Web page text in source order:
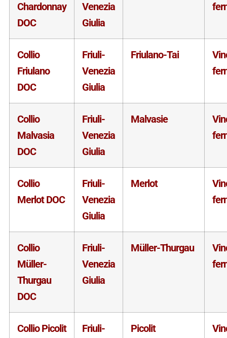
Chardonnay
DOC
Venezia
Giulia
Collio
Friulano
DOC
Friuli-
Venezia
Giulia
Friulano-Tai
Collio
Malvasia
DOC
Friuli-
Venezia
Giulia
Malvasie
Collio
Merlot DOC
Friuli-
Venezia
Giulia
Merlot
Collio
Müller-
Thurgau
DOC
Friuli-
Venezia
Giulia
Müller-Thurgau
Collio Picolit
Friuli-
Picolit